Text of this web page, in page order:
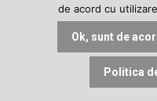
window
rectorat@central.ucv.ro | ucv.ro
YouTube
© 2024, Departamentul ARTE și
de acord cu
Ok, sunt de
Politica